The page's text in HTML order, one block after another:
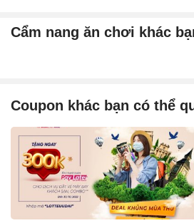
Cẩm nang ăn chơi khác
Coupon khác bạn có thể